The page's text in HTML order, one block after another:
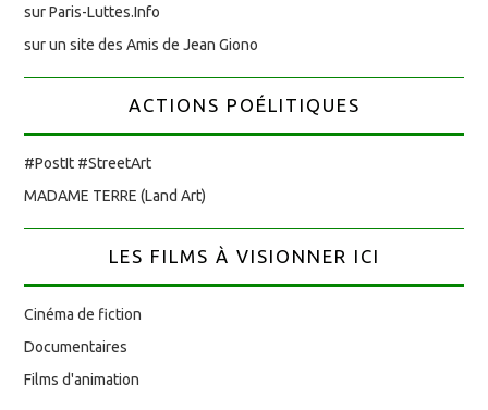
sur Paris-Luttes.Info
sur un site des Amis de Jean Giono
ACTIONS POÉLITIQUES
#PostIt #StreetArt
MADAME TERRE (Land Art)
LES FILMS À VISIONNER ICI
Cinéma de fiction
Documentaires
Films d'animation